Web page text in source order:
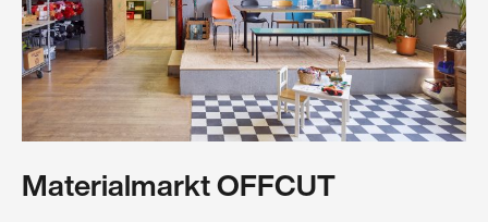
Materialmarkt OFFCUT